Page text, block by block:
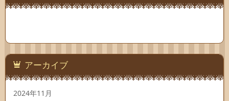
アーカイブ
2024年11月